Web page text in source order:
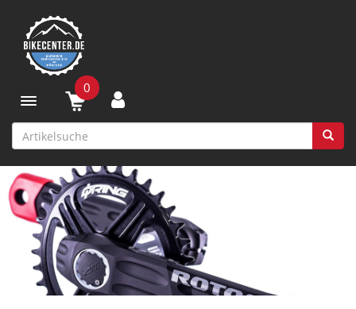
Toggle navigation
0